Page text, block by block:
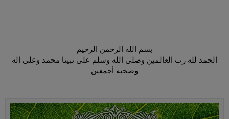
بسم الله الرحمن الرحيم
الحمد لله رب العالمين وصلى الله وسلم على نبينا محمد وعلى اله
وصحبه أجمعين